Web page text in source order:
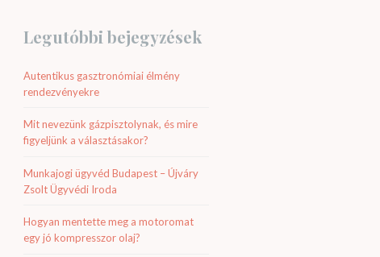
Legutóbbi bejegyzések
Autentikus gasztronómiai élmény
rendezvényekre
Mit nevezünk gázpisztolynak, és mire
figyeljünk a választásakor?
Munkajogi ügyvéd Budapest – Újváry
Zsolt Ügyvédi Iroda
Hogyan mentette meg a motoromat
egy jó kompresszor olaj?